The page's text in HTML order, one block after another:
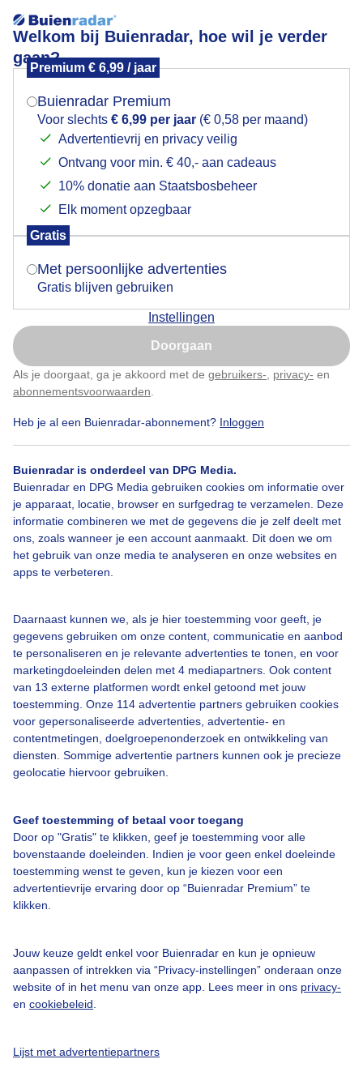
Welkom bij Buienradar, hoe wil je verder
gaan?
Premium € 6,99 / jaar
Buienradar Premium
Voor slechts € 6,99 per jaar (€ 0,58 per maand)
Advertentievrij en privacy veilig
Ontvang voor min. € 40,- aan cadeaus
10% donatie aan Staatsbosbeheer
Elk moment opzegbaar
Gratis
Met persoonlijke advertenties
Gratis blijven gebruiken
Instellingen
Doorgaan
Als je doorgaat, ga je akkoord met de gebruikers- privacy- en
abonnementsvoorwaarden
Heb je al een Buienradar-abonnement? Inloggen
Buienradar is onderdeel van DPG Media.
Buienradar en DPG Media gebruiken cookies om informatie over
je apparaat, locatie, browser en surfgedrag te verzamelen. Deze
informatie combineren we met de gegevens die je zelf deelt met
ons, zoals wanneer je een account aanmaakt. Dit doen we om
het gebruik van onze media te analyseren en onze websites en
apps te verbeteren.
Daarnaast kunnen we, als je hier toestemming voor geeft, je
gegevens gebruiken om onze content, communicatie en aanbod
te personaliseren en je relevante advertenties te tonen, en voor
marketingdoeleinden delen met 4 mediapartners. Ook content
van 13 externe platformen wordt enkel getoond met jouw
toestemming. Onze 114 advertentie partners gebruiken cookies
voor gepersonaliseerde advertenties, advertentie- en
contentmetingen, doelgroepenonderzoek en ontwikkeling van
diensten. Sommige advertentie partners kunnen ook je precieze
geolocatie hiervoor gebruiken.
Geef toestemming of betaal voor toegang
Door op "Gratis" te klikken, geef je toestemming voor alle
bovenstaande doeleinden. Indien je voor geen enkel doeleinde
toestemming wenst te geven, kun je kiezen voor een
advertentievrije ervaring door op “Buienradar Premium” te
klikken.
Jouw keuze geldt enkel voor Buienradar en kun je opnieuw
aanpassen of intrekken via “Privacy-instellingen” onderaan onze
website of in het menu van onze app. Lees meer in ons privacy-
en cookiebeleid
Lijst met advertentiepartners
Zon en wolken
Zonnebril Zonnebloem Wolken
Een moment geduld aub...
Over Buienradar
Bedrijfsgegevens
Veelgestelde vragen
Toegankelijkheid
Gebruikersvoorwaarden
Adverteren
Mogen we je locatie gebruiken voor het
Indien je hier nog geen akkoord op hebt gegeven,
verschijnt er zo een pop-up uit je browser waarin
Is goed, toon de popup
Nu niet, misschien later
Klik hierom dit aan te passen